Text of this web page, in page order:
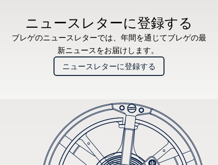
ニュースレターに登録する
ブレゲのニュースレターでは、年間を通じてブレゲの最
新ニュースをお届けします。
ニュースレターに登録する